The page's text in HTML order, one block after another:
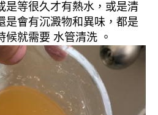
是等很久才有熱水，或是清
是會有沉澱物和異味，都是
候就需要 水管清洗 。